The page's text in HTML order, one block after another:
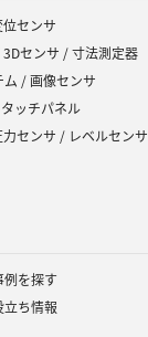
センサ
センサ / 寸法測定器
/ 画像センサ
ッチパネル
センサ / レベルセンサ
を探す
立ち情報